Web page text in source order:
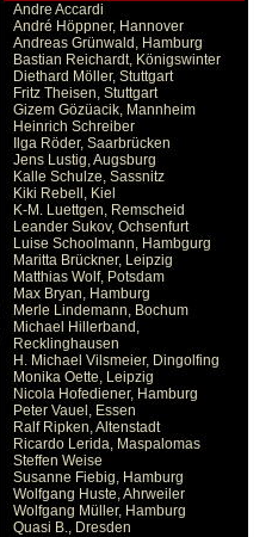
Andre Accardi
André Höppner, Hannover
Andreas Grünwald, Hamburg
Bastian Reichardt, Königswinter
Diethard Möller, Stuttgart
Fritz Theisen, Stuttgart
Gizem Gözüacik, Mannheim
Heinrich Schreiber
Ilga Röder, Saarbrücken
Jens Lustig, Augsburg
Kalle Schulze, Sassnitz
Kiki Rebell, Kiel
K-M. Luettgen, Remscheid
Leander Sukov, Ochsenfurt
Luise Schoolmann, Hambgurg
Maritta Brückner, Leipzig
Matthias Wolf, Potsdam
Max Bryan, Hamburg
Merle Lindemann, Bochum
Michael Hillerband,
Recklinghausen
H. Michael Vilsmeier, Dingolfing
Monika Oette, Leipzig
Nicola Hofediener, Hamburg
Peter Vauel, Essen
Ralf Ripken, Altenstadt
Ricardo Lerida, Maspalomas
Steffen Weise
Susanne Fiebig, Hamburg
Wolfgang Huste, Ahrweiler
Wolfgang Müller, Hamburg
Quasi B., Dresden